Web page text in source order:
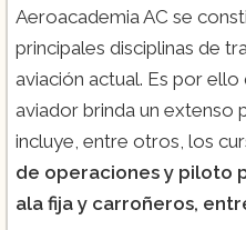
Aeroacademia AC se
principales disciplinas de
aviación actual. Es por
aviador brinda un extenso
incluye, entre otros, los
de operaciones y piloto
ala fija y carroñeros,